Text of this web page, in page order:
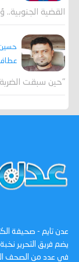
القضية
حسين
"حين سبقت الضربة
يضم فريق التحرير
في عدد من الصحف